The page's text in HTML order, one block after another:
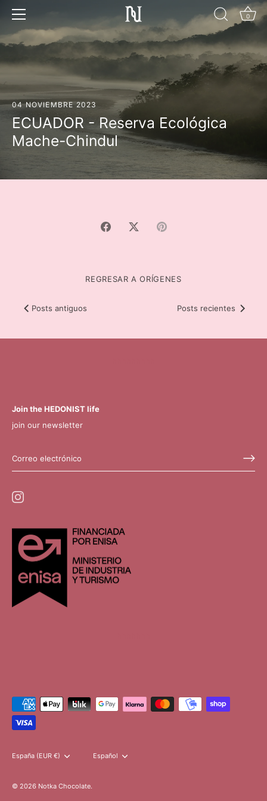
contenido
0
04 NOVIEMBRE 2023
ECUADOR - Reserva Ecológica
Mache-Chindul
CompartirTuitear Hacer
REGRESAR A ORÍGENES
Posts antiguos Posts recientes
Join the HEDONIST life
join our newsletter
Moneda
España (EUR €) Idioma
Español
© 2026 Notka Chocolate.